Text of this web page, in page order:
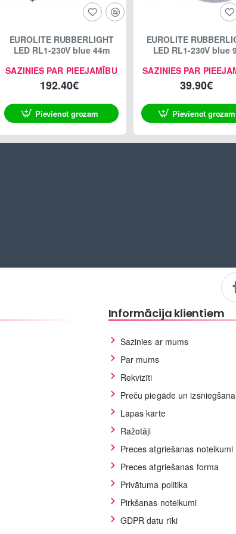
SAZINIES PAR PIEEJAMĪBU
EUROLITE RUBBERLIGHT
LED RL1-230V blue 44m
192.40€
Pievienot grozam
SAZINIES PAR
EUROLITE
LED RL1-230V blue
39.90€
Pievienot grozam
Informācija klientiem
Sazinies ar mums
Par mums
Rekvizīti
Preču piegāde un izsniegšana
Lapas karte
Ražotāji
Preces atgriešanas noteikumi
Preces atgriešanas forma
Privātuma politika
Pirkšanas noteikumi
GDPR datu rīki